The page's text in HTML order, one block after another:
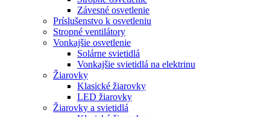
Závesné osvetlenie
Príslušenstvo k osvetleniu
Stropné ventilátory
Vonkajšie osvetlenie
Solárne svietidlá
Vonkajšie svietidlá na elektrinu
Žiarovky
Klasické žiarovky
LED žiarovky
Žiarovky a svietidlá